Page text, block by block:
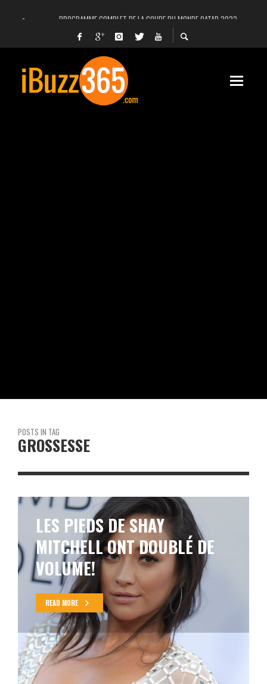
PROGRAMME COMPLET DE LA COUPE DU MONDE QATAR 2022
FACEBOOK, INSTAGRAM ET WHATSAPP HORS SERVICE! EST-CE UNE CYBER-
UNE VIDÉO 4K MONTRE LA PLANÈTE MARS EN ULTRA-HAUTE DÉFINITION
LANCEMENT DU PREMIER VOL HABITÉ DE SPACEX
DÉCÈS DE L’EX-PRÉSIDENT ZINE EL ABIDINE BEN ALI, SERA-T-IL ENTERRÉ EN
POSTS IN TAG
GROSSESSE
C’EST CONFIRMÉ! CARDI B
EST ENCEINTE ET
L’ACCOUCHEMENT EST
PRÉVU POUR CET ÉTÉ!
READ MORE